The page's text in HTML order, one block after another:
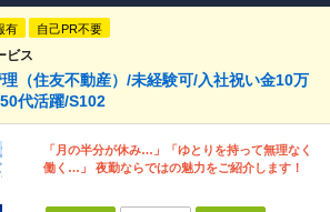
有 自己PR不要
ビス
（住友不動産）/未経験可/入社祝い金10万
代活躍/S102
「月の半分が休み…」「ゆとりを持って無理なく
働く…」 夜勤ならではの魅力をご紹介します！